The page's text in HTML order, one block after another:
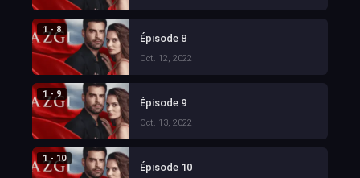
1 - 8
Épisode 8
Oct. 12, 2022
1 - 9
Épisode 9
Oct. 13, 2022
1 - 10
Épisode 10